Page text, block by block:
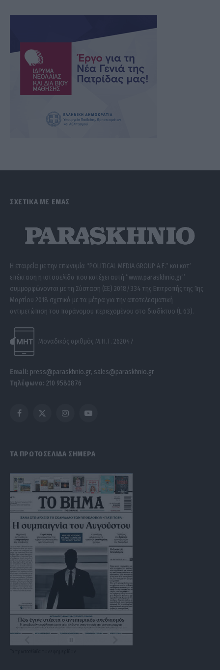
ΣΧΕΤΙΚΑ ΜΕ ΕΜΑΣ
Η εταιρεία με την επωνυμία “POLITICAL MEDIA GROUP A.E.” και κατ’
επέκταση η ιστοσελίδα που κατέχει αυτή “www.paraskhnio.gr”
συμμορφώνονται με τη Σύσταση (ΕΕ) 2018/334 της Επιτροπής της 1ης
Μαρτίου 2018 σχετικά με τα μέτρα για την αποτελεσματική
αντιμετώπιση του παράνομου περιεχομένου στο διαδίκτυο (L 63).
Μοναδικός αριθμός Μ.Η.Τ. 262047
Email: press@paraskhnio.gr, sales@paraskhnio.gr
Τηλέφωνο: 210 9580876
Facebook
X
InstagramYouTube
ΤΑ ΠΡΩΤΟΣΕΛΙΔΑ ΣΗΜΕΡΑ